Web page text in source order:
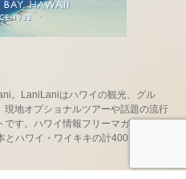
。LaniLaniはハワイの観光、グル
現地オプショナルツアーや話題の流行
です。ハワイ情報フリーマガジン
ハワイ・ワイキキの計400ヶ所以上